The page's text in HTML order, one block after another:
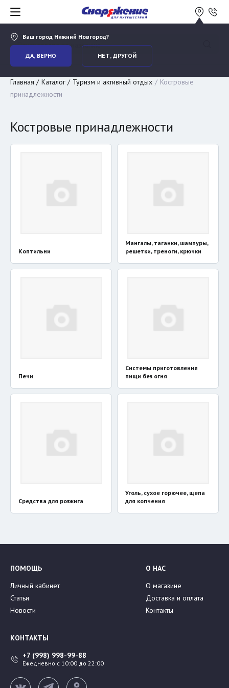
Ваш город Нижний Новгород?
ДА, ВЕРНО НЕТ, ДРУГОЙ
Главная Каталог Туризм и активный отдых
Костровые
принадлежности
Костровые принадлежности
Коптильни
Мангалы, таганки, шампуры,
решетки, треноги, крючки
Печи
Системы приготовления
пищи без огня
Средства для розжига
Уголь, сухое горючее, щепа
для копчения
ПОМОЩЬ
Личный кабинет
Статьи
Новости
О НАС
О магазине
Доставка и оплата
Контакты
КОНТАКТЫ
+7 (998) 998-99-88
Ежедневно с 10:00 до 22:00